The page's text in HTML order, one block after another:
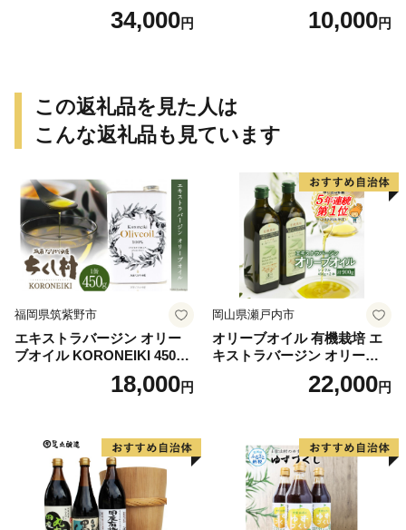
ナタネ【山下製油】 [NBE00
34,000円 10,000円
この返礼品を見た人は
こんな返礼品も見ています
福岡県筑紫野市
エキストラバージン オリー
ブオイル KORONEIKI 450g
[筑前たなか油屋 福岡県 筑紫
野市 21760403] 油 食用油 オ
18,000円
岡山県瀬戸内市
オリーブオイル 有機栽培 エ
キストラバージン オリーブ
オイル シングル 2本 セット
オーガニック 調味料 油 オリ
22,000円